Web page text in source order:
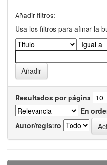
Añadir filtros:
Usa los filtros para afinar la
Resultados por página
En
Autor/registro